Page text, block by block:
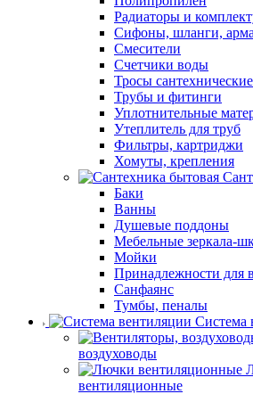
Радиаторы и
Сифоны, шланги,
Смесители
Счетчики воды
Тросы сантехнические
Трубы и фитинги
Уплотнительные
Утеплитель для труб
Фильтры, картриджи
Хомуты, крепления
Баки
Ванны
Душевые поддоны
Мебельные зеркала-
Мойки
Принадлежности для
Санфаянс
Тумбы, пеналы
Система
воздуховоды
вентиляционные